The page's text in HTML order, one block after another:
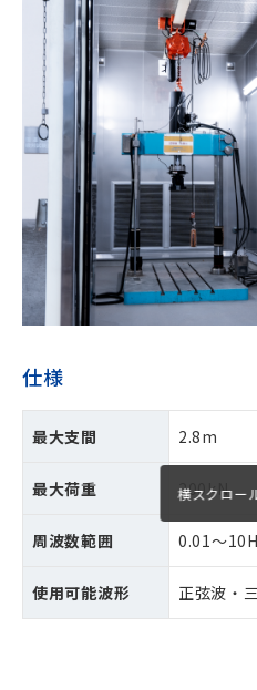
仕様
最大支間 2.8m
最大荷重 200kN
周波数範囲 0.01～
使用可能波形 正弦波・